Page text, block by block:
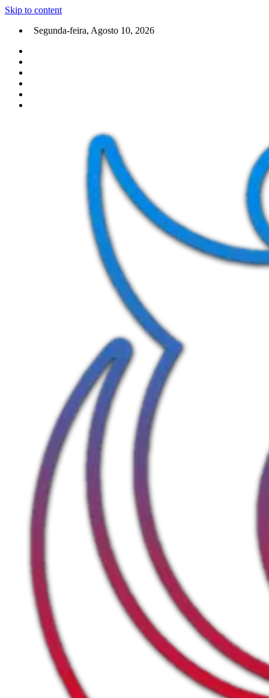
Skip to content
Segunda-feira, Agosto 10, 2026